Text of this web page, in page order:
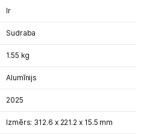
Ir
Sudraba
1.55 kg
Alumīnijs
2025
Izmērs: 312.6 x 221.2 x 15.5 mm